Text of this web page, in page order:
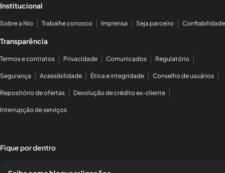
Institucional
Sobre a Nio Trabalhe conosco Imprensa Seja parceiro Confiabilidade
Transparência
Termos e contratos Privacidade Comunicados Regulatório
Segurança Acessibilidade Ética e integridade Conselho de usuários
Repositório de ofertas Devolução de crédito ex-cliente
Interrupção de serviços
Fique por dentro